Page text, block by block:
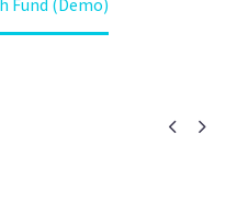
Fund (Demo)
 